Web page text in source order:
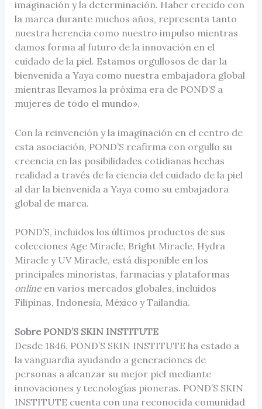
imaginación y la determinación. Haber crecido con
la marca durante muchos años, representa tanto
nuestra herencia como nuestro impulso mientras
damos forma al futuro de la innovación en el
cuidado de la piel. Estamos orgullosos de dar la
bienvenida a Yaya como nuestra embajadora global
mientras llevamos la próxima era de POND’S a
mujeres de todo el mundo».
Con la reinvención y la imaginación en el centro de
esta asociación, POND’S reafirma con orgullo su
creencia en las posibilidades cotidianas hechas
realidad a través de la ciencia del cuidado de la piel
al dar la bienvenida a Yaya como su embajadora
global de marca.
POND’S, incluidos los últimos productos de sus
colecciones Age Miracle, Bright Miracle, Hydra
Miracle y UV Miracle, está disponible en los
principales minoristas, farmacias y plataformas
online en varios mercados globales, incluidos
Filipinas, Indonesia, México y Tailandia.
Sobre POND’S SKIN INSTITUTE
Desde 1846, POND’S SKIN INSTITUTE ha estado a
la vanguardia ayudando a generaciones de
personas a alcanzar su mejor piel mediante
innovaciones y tecnologías pioneras. POND’S SKIN
INSTITUTE cuenta con una reconocida comunidad